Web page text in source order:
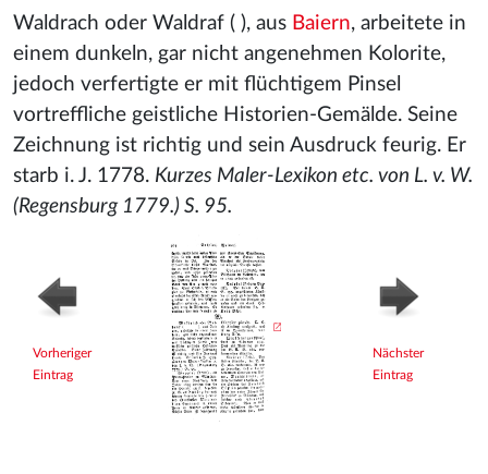
Waldrach oder Waldraf ( ), aus Baiern, arbeitete in
einem dunkeln, gar nicht angenehmen Kolorite,
jedoch verfertigte er mit flüchtigem Pinsel
vortreffliche geistliche Historien-Gemälde. Seine
Zeichnung ist richtig und sein Ausdruck feurig. Er
starb i. J. 1778. Kurzes Maler-Lexikon etc. von L. v. W.
(Regensburg 1779.) S. 95.
Vorheriger
Eintrag
Nächster
Eintrag